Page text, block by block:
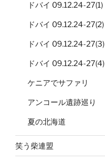
ドバイ 09.12.24-27(1)
ドバイ 09.12.24-27(2)
ドバイ 09.12.24-27(3)
ドバイ 09.12.24-27(4)
ケニアでサファリ
アンコール遺跡巡り
夏の北海道
笑う柴連盟